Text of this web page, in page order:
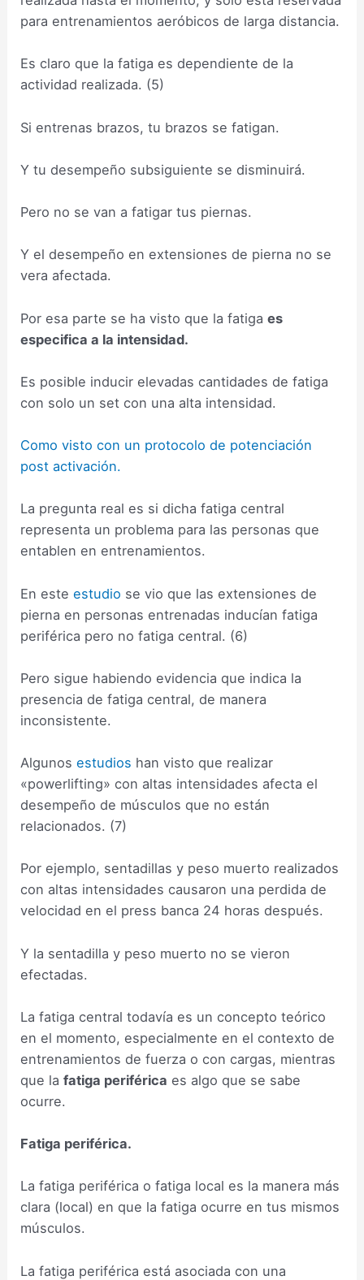
para entrenamientos aeróbicos de larga distancia.
Es claro que la fatiga es dependiente de la
actividad realizada. (5)
Si entrenas brazos, tu brazos se fatigan.
Y tu desempeño subsiguiente se disminuirá.
Pero no se van a fatigar tus piernas.
Y el desempeño en extensiones de pierna no se
vera afectada.
Por esa parte se ha visto que la fatigaes
especifica a la intensidad.
Es posible inducir elevadas cantidades de fatiga
con solo un set con una alta intensidad.
Como visto con un protocolo de potenciación
post activación.
La pregunta real es si dicha fatiga central
representa un problema para las personas que
entablen en entrenamientos.
En esteestudio se vio que las extensiones de
pierna en personas entrenadas inducían fatiga
periférica pero no fatiga central. (6)
Pero sigue habiendo evidencia que indica la
presencia de fatiga central, de manera
inconsistente.
Algunosestudios han visto que realizar
«powerlifting» con altas intensidades afecta el
desempeño de músculos que no están
relacionados. (7)
Por ejemplo, sentadillas y peso muerto realizados
con altas intensidades causaron una perdida de
velocidad en el press banca 24 horas después.
Y la sentadilla y peso muerto no se vieron
efectadas.
La fatiga central todavía es un concepto teórico
en el momento, especialmente en el contexto de
entrenamientos de fuerza o con cargas, mientras
que lafatiga periférica es algo que se sabe
ocurre.
Fatiga periférica.
La fatiga periférica o fatiga local es la manera más
clara (local) en que la fatiga ocurre en tus mismos
músculos.
La fatiga periférica está asociada con una